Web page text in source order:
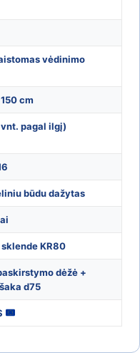
vėdinimo
cm
pagal ilgį)
būdu dažytas
KR80
dėžė +
d75